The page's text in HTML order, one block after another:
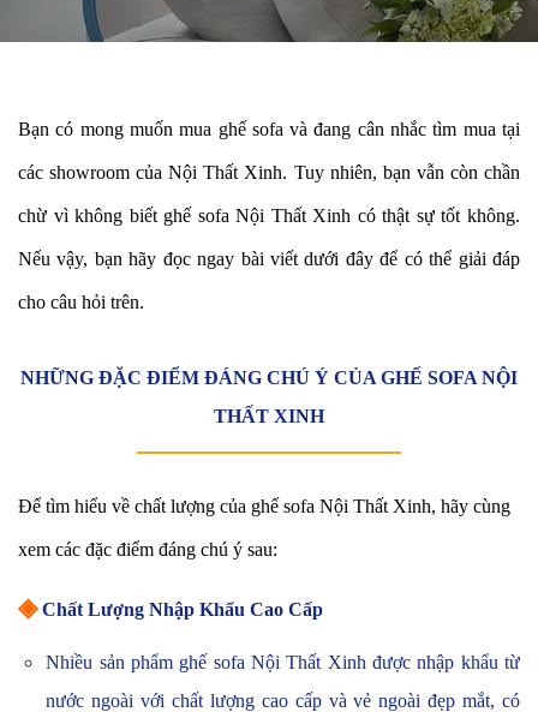
Bạn có mong muốn mua ghế sofa và đang cân nhắc tìm mua tại
các showroom của Nội Thất Xinh. Tuy nhiên, bạn vẫn còn chần
chừ vì không biết ghế sofa Nội Thất Xinh có thật sự tốt không.
Nếu vậy, bạn hãy đọc ngay bài viết dưới đây để có thể giải đáp
cho câu hỏi trên.
NHỮNG ĐẶC ĐIỂM ĐÁNG CHÚ Ý CỦA GHẾ SOFA NỘI
THẤT XINH
Để tìm hiểu về chất lượng của ghế sofa Nội Thất Xinh, hãy cùng
xem các đặc điểm đáng chú ý sau:
◈ Chất Lượng Nhập Khẩu Cao Cấp
Nhiều sản phẩm ghế sofa Nội Thất Xinh được nhập khẩu từ
nước ngoài với chất lượng cao cấp và vẻ ngoài đẹp mắt, có